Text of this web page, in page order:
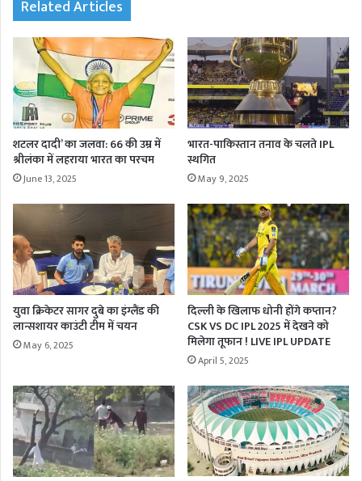
Related Articles
शटलर दादी’ का जलवा: 66 की उम्र में
श्रीलंका में लहराया भारत का परचम
June 13, 2025
भारत-पाकिस्तान तनाव के चलते IPL
स्थगित
May 9, 2025
युवा क्रिकेटर सागर दुबे का इंग्लैंड की
लान्सशायर काउंटी टीम में चयन
May 6, 2025
दिल्ली के खिलाफ धोनी होंगे कप्तान?
CSK VS DC IPL 2025 में देखने को
मिलेगा तूफान ! LIVE IPL UPDATE
April 5, 2025